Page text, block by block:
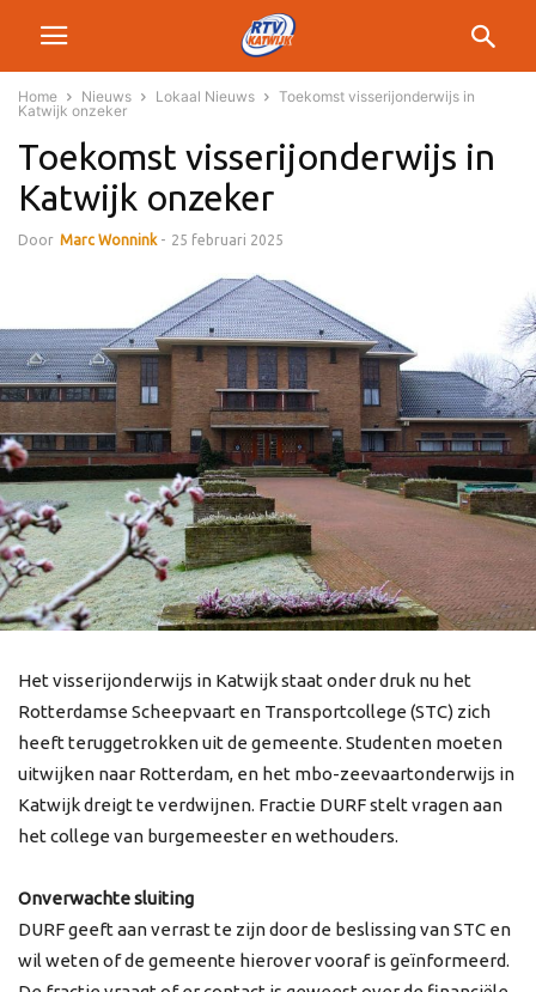
Home Nieuws Lokaal Nieuws
Toekomst visserijonderwijs in
Katwijk onzeker
Toekomst visserijonderwijs in
Katwijk onzeker
Door Marc Wonnink - 25 februari 2025
Het visserijonderwijs in Katwijk staat onder druk nu het
Rotterdamse Scheepvaart en Transportcollege (STC) zich
heeft teruggetrokken uit de gemeente. Studenten moeten
uitwijken naar Rotterdam, en het mbo-zeevaartonderwijs in
Katwijk dreigt te verdwijnen. Fractie DURF stelt vragen aan
het college van burgemeester en wethouders.
Onverwachte sluiting
DURF geeft aan verrast te zijn door de beslissing van STC en
wil weten of de gemeente hierover vooraf is geïnformeerd.